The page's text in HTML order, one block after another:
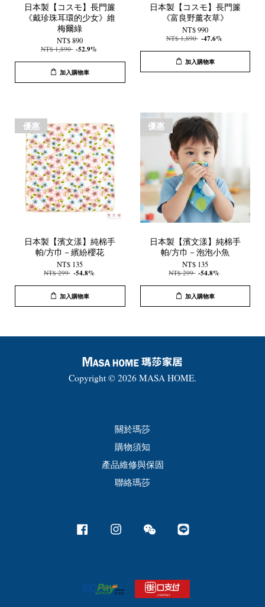
日本製【コスモ】長門簾
《戴珍珠耳環的少女》維
梅爾綠
NT$ 890
NT$ 1,890 -52.9%
加入購物車
日本製【コスモ】長門簾
《富良野薰衣草》
NT$ 990
NT$ 1,890 -47.6%
加入購物車
優惠
日本製【濱文漾】純棉手
帕/方巾－繽紛櫻花
NT$ 135
NT$ 299 -54.8%
加入購物車
優惠
日本製【濱文漾】純棉手
帕/方巾－泡泡小魚
NT$ 135
NT$ 299 -54.8%
加入購物車
Copyright © 2026 MASA HOME.
關於瑪莎
購物須知
產品維修與保固
聯絡瑪莎
Facebook Instagram Wechat